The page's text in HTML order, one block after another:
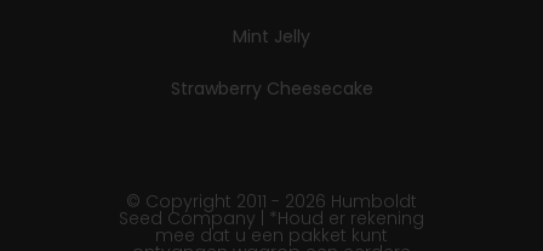
Mint Jelly
Strawberry Cheesecake
© Copyright 2011 - 2026 Humboldt
Seed Company | *Houd er rekening
mee dat u een pakket kunt